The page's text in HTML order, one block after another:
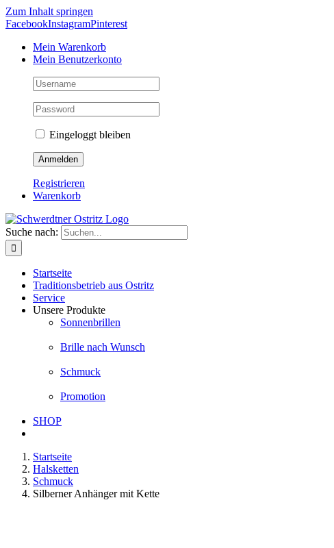
Zum Inhalt springen
FacebookInstagramPinterest
Mein Warenkorb
Mein Benutzerkonto
Eingeloggt bleiben
Registrieren
Warenkorb
Suche nach:
Startseite
Traditionsbetrieb aus Ostritz
Service
Unsere Produkte
Sonnenbrillen
Brille nach Wunsch
Schmuck
Promotion
SHOP
Startseite
Halsketten
Schmuck
Silberner Anhänger mit Kette